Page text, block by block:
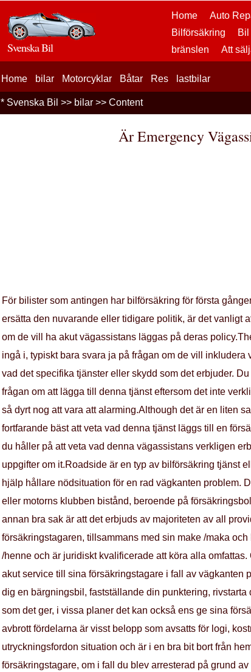
Home Auto
Bilförsäkring
bränslen
Att
Svenska Bil
Home bilar Motorcyklar Båtar Res lastbilar
* Svenska Bil >> bilar >> Content
Är Emergency
För bilister som antingen har bilförsäkring för första
ersätta den nuvarande eller tidigare politik, är det vanligt
om de vill ha akut vägassistans läggas på deras
ingå i, typiskt bara svara ja på frågan om de vill inkludera
vad det specifika tjänster eller skydd som det erbjuder.
frågan om att lägga till denna tjänst eftersom det inte
så dyrt nog att vara att alarming.Although det är en liten
fortfarande bäst att veta vad denna tjänst läggs till en
du håller på att veta vad denna vägassistans verkligen
uppgifter om it.Roadside är en typ av bilförsäkring tjänst
hjälp hållare nödsituation för en rad vägkanten problem.
eller motorns klubben bistånd, beroende på
annan bra sak är att det erbjuds av majoriteten av all
försäkringstagaren, tillsammans med sin make /maka
/henne och är juridiskt kvalificerade att köra alla
akut service till sina försäkringstagare i fall av vägkanten
dig en bärgningsbil, fastställande din punktering,
som det ger, i vissa planer det kan också ens ge sina
avbrott fördelarna är visst belopp som avsatts för logi,
utryckningsfordon situation och är i en bra bit bort från
försäkringstagare, om i fall du blev arresterad på grund